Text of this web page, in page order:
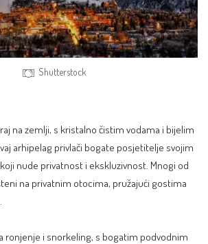
Shutterstock
na zemlji, s kristalno čistim vodama i bijelim
arhipelag privlači bogate posjetitelje svojim
nude privatnost i ekskluzivnost. Mnogi od
na privatnim otocima, pružajući gostima
.
ronjenje i snorkeling, s bogatim podvodnim